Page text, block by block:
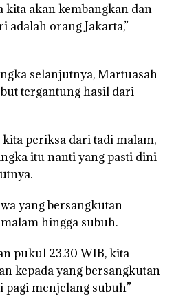
akan kembangkan dan
adalah orang Jakarta,”
selanjutnya, Martuasah
tergantung hasil dari
kita periksa dari tadi malam,
itu nanti yang pasti dini
yang bersangkutan
hingga subuh.
pukul 23.30 WIB, kita
kepada yang bersangkutan
pagi menjelang subuh”